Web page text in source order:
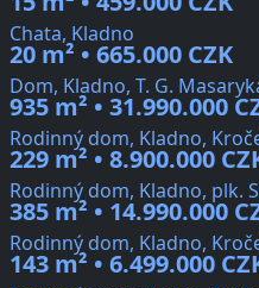
Chata, Kladno
20 m² • 665.000 CZK
Dom, Kladno, T. G.
935 m² • 31.990.000
Rodinný dom, Kladno,
229 m² • 8.900.000
Rodinný dom, Kladno, plk.
385 m² • 14.990.000
Rodinný dom, Kladno,
143 m² • 6.499.000